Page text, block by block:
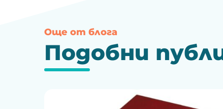
Още от блога
Подобни